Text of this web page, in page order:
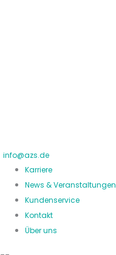
info@azs.de
Karriere
News & Veranstaltungen
Kundenservice
Kontakt
Über uns